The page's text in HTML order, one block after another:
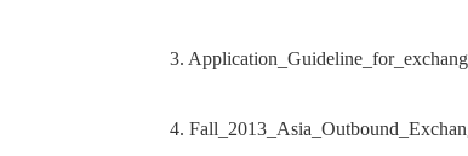
3.
4.